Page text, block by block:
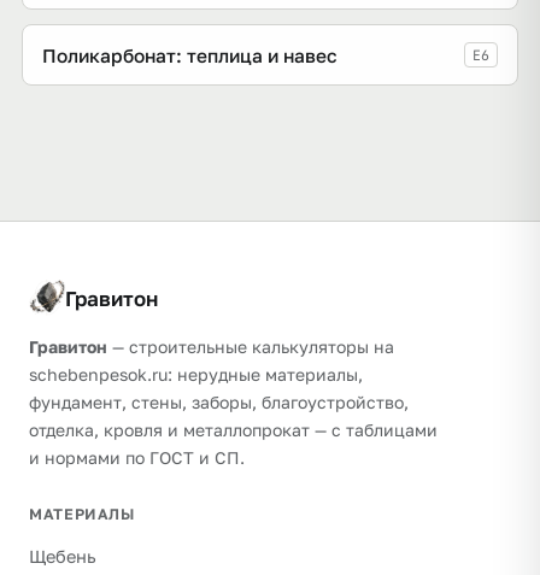
Поликарбонат: теплица и навес E6
Гравитон
Гравитон — строительные калькуляторы на
schebenpesok.ru: нерудные материалы,
фундамент, стены, заборы, благоустройство,
отделка, кровля и металлопрокат — с таблицами
и нормами по ГОСТ и СП.
МАТЕРИАЛЫ
Щебень